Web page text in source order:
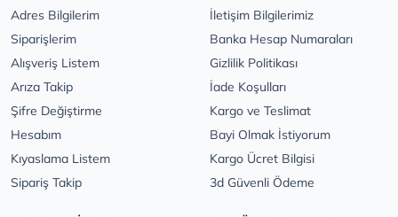
Adres Bilgilerim
Siparişlerim
Alışveriş Listem
Arıza Takip
Şifre Değiştirme
Hesabım
Kıyaslama Listem
Sipariş Takip
İletişim Bilgilerimiz
Banka Hesap Numaraları
Gizlilik Politikası
İade Koşulları
Kargo ve Teslimat
Bayi Olmak İstiyorum
Kargo Ücret Bilgisi
3d Güvenli Ödeme